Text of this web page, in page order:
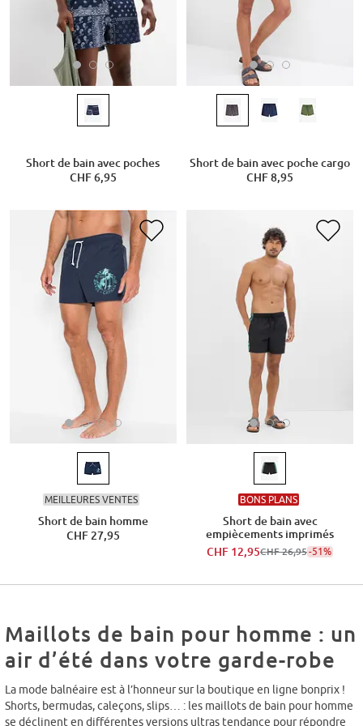
Short de bain avec poches
CHF 6,95
Short de bain avec poche cargo
CHF 8,95
MEILLEURES VENTES
Short de bain homme
CHF 27,95
BONS PLANS
Short de bain avec
empiècements imprimés
CHF 12,95CHF 26,95-51%
Maillots de bain pour homme : un
air d’été dans votre garde-robe
La mode balnéaire est à l’honneur sur la boutique en ligne bonprix !
Shorts, bermudas, caleçons, slips… : les maillots de bain pour homme
se déclinent en différentes versions ultras tendance pour répondre